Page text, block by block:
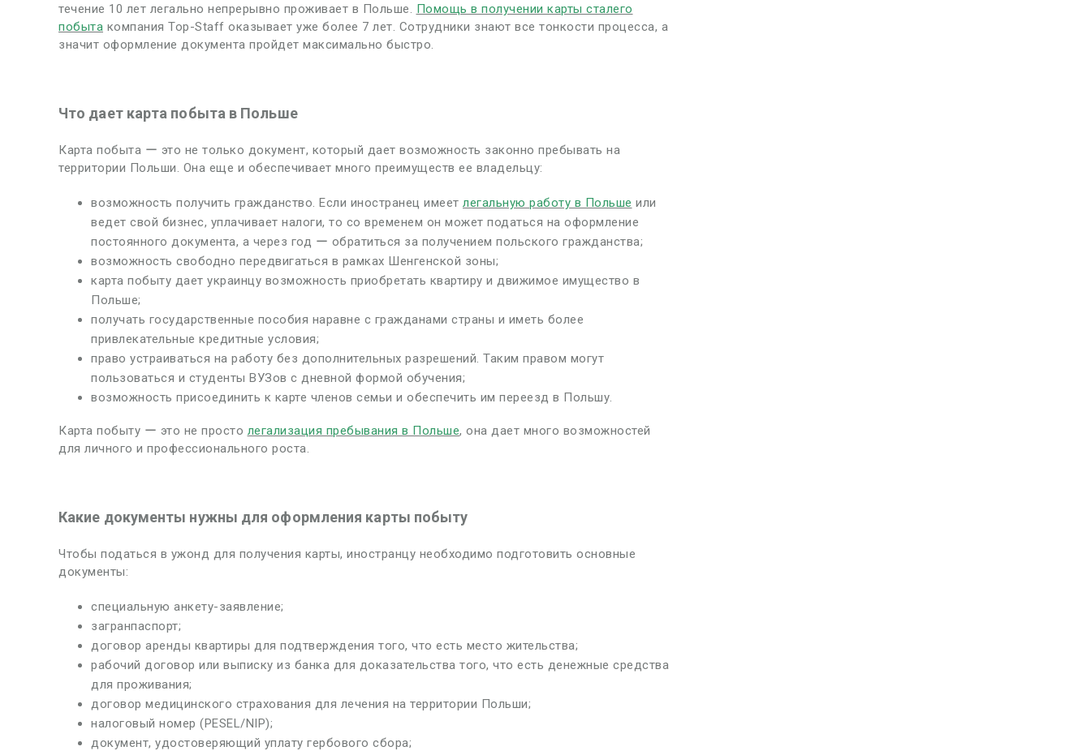
течение 10 лет легально непрерывно проживает в Польше. Помощь в получении карты сталего
побыта компания Top-Staff оказывает уже более 7 лет. Сотрудники знают все тонкости процесса, а
значит оформление документа пройдет максимально быстро.
Что дает карта побыта в Польше
Карта побыта ー это не только документ, который дает возможность законно пребывать на
территории Польши. Она еще и обеспечивает много преимуществ ее владельцу:
возможность получить гражданство. Если иностранец имеет легальную работу в Польше или
ведет свой бизнес, уплачивает налоги, то со временем он может податься на оформление
постоянного документа, а через год ー обратиться за получением польского гражданства;
возможность свободно передвигаться в рамках Шенгенской зоны;
карта побыту дает украинцу возможность приобретать квартиру и движимое имущество в
Польше;
получать государственные пособия наравне с гражданами страны и иметь более
привлекательные кредитные условия;
право устраиваться на работу без дополнительных разрешений. Таким правом могут
пользоваться и студенты ВУЗов с дневной формой обучения;
возможность присоединить к карте членов семьи и обеспечить им переезд в Польшу.
Карта побыту ー это не просто легализация пребывания в Польше, она дает много возможностей
для личного и профессионального роста.
Какие документы нужны для оформления карты побыту
Чтобы податься в ужонд для получения карты, иностранцу необходимо подготовить основные
документы:
специальную анкету-заявление;
загранпаспорт;
договор аренды квартиры для подтверждения того, что есть место жительства;
рабочий договор или выписку из банка для доказательства того, что есть денежные средства
для проживания;
договор медицинского страхования для лечения на территории Польши;
налоговый номер (PESEL/NIP);
документ, удостоверяющий уплату гербового сбора;